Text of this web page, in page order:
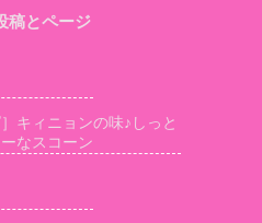
稿とページ
］キィニョンの味♪しっと
なスコーン